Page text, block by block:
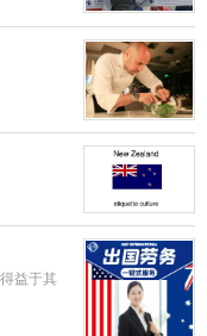
益于其